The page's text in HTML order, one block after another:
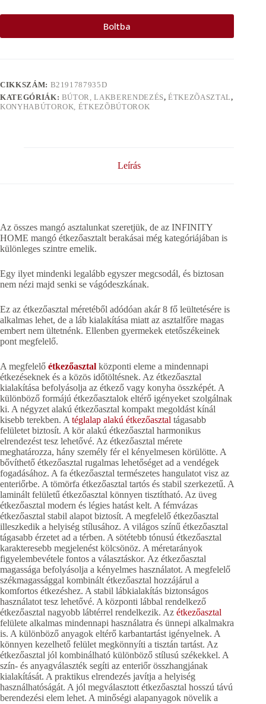
Boltba
CIKKSZÁM: B2191787935D
KATEGÓRIÁK: BÚTOR, LAKBERENDEZÉS,ÉTKEZÕASZTAL,
KONYHABÚTOROK, ÉTKEZÕBÚTOROK
Leírás
Az összes mangó asztalunkat szeretjük, de az INFINITY
HOME mangó étkezőasztalt berakásai még kategóriájában is
különleges szintre emelik.
Egy ilyet mindenki legalább egyszer megcsodál, és biztosan
nem nézi majd senki se vágódeszkának.
Ez az étkezőasztal méretéből adódóan akár 8 fő leültetésére is
alkalmas lehet, de a láb kialakítása miatt az asztalfőre magas
embert nem ültetnénk. Ellenben gyermekek etetőszékeinek
pont megfelelő.
A megfelelő étkezőasztal központi eleme a mindennapi
étkezéseknek és a közös időtöltésnek. Az étkezőasztal
kialakítása befolyásolja az étkező vagy konyha összképét. A
különböző formájú étkezőasztalok eltérő igényeket szolgálnak
ki. A négyzet alakú étkezőasztal kompakt megoldást kínál
kisebb terekben. A téglalap alakú étkezőasztal tágasabb
felületet biztosít. A kör alakú étkezőasztal harmonikus
elrendezést tesz lehetővé. Az étkezőasztal mérete
meghatározza, hány személy fér el kényelmesen körülötte. A
bővíthető étkezőasztal rugalmas lehetőséget ad a vendégek
fogadásához. A fa étkezőasztal természetes hangulatot visz az
enteriőrbe. A tömörfa étkezőasztal tartós és stabil szerkezetű. A
laminált felületű étkezőasztal könnyen tisztítható. Az üveg
étkezőasztal modern és légies hatást kelt. A fémvázas
étkezőasztal stabil alapot biztosít. A megfelelő étkezőasztal
illeszkedik a helyiség stílusához. A világos színű étkezőasztal
tágasabb érzetet ad a térben. A sötétebb tónusú étkezőasztal
karakteresebb megjelenést kölcsönöz. A méretarányok
figyelembevétele fontos a választáskor. Az étkezőasztal
magassága befolyásolja a kényelmes használatot. A megfelelő
székmagassággal kombinált étkezőasztal hozzájárul a
komfortos étkezéshez. A stabil lábkialakítás biztonságos
használatot tesz lehetővé. A központi lábbal rendelkező
étkezőasztal nagyobb lábtérrel rendelkezik. Az étkezőasztal
felülete alkalmas mindennapi használatra és ünnepi alkalmakra
is. A különböző anyagok eltérő karbantartást igényelnek. A
könnyen kezelhető felület megkönnyíti a tisztán tartást. Az
étkezőasztal jól kombinálható különböző stílusú székekkel. A
szín- és anyagválaszték segíti az enteriőr összhangjának
kialakítását. A praktikus elrendezés javítja a helyiség
használhatóságát. A jól megválasztott étkezőasztal hosszú távú
berendezési elem lehet. A minőségi alapanyagok növelik a